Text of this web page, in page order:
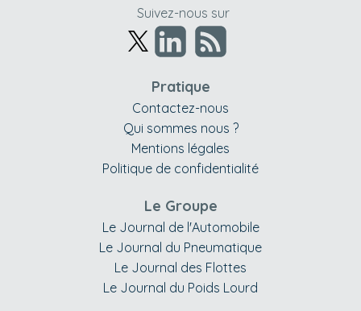
Suivez-nous sur
Pratique
Contactez-nous
Qui sommes nous ?
Mentions légales
Politique de confidentialité
Le Groupe
Le Journal de l'Automobile
Le Journal du Pneumatique
Le Journal des Flottes
Le Journal du Poids Lourd